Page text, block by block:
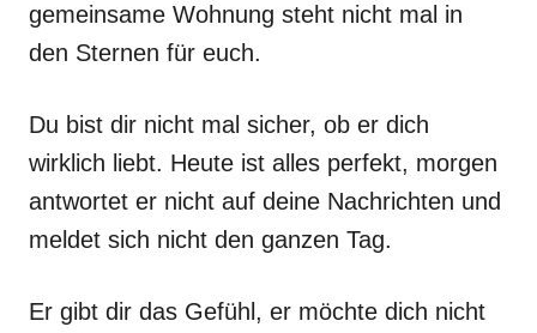
gemeinsame Wohnung steht nicht mal in
den Sternen für euch.
Du bist dir nicht mal sicher, ob er dich
wirklich liebt. Heute ist alles perfekt, morgen
antwortet er nicht auf deine Nachrichten und
meldet sich nicht den ganzen Tag.
Er gibt dir das Gefühl, er möchte dich nicht